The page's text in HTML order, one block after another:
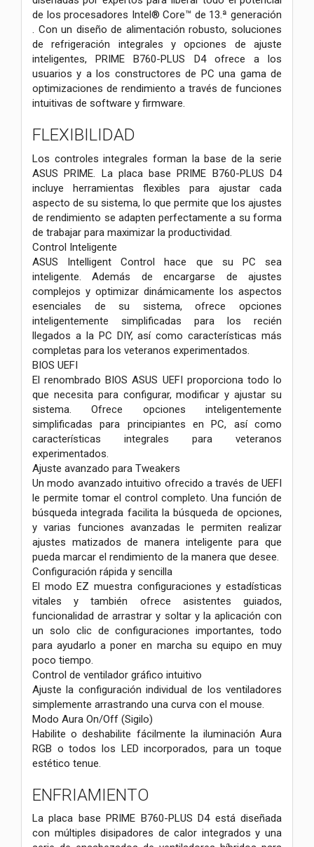
de los procesadores Intel® Core™ de 13.ª generación
. Con un diseño de alimentación robusto, soluciones
de refrigeración integrales y opciones de ajuste
inteligentes, PRIME B760-PLUS D4 ofrece a los
usuarios y a los constructores de PC una gama de
optimizaciones de rendimiento a través de funciones
intuitivas de software y firmware.
FLEXIBILIDAD
Los controles integrales forman la base de la serie
ASUS PRIME. La placa base PRIME B760-PLUS D4
incluye herramientas flexibles para ajustar cada
aspecto de su sistema, lo que permite que los ajustes
de rendimiento se adapten perfectamente a su forma
de trabajar para maximizar la productividad.
Control Inteligente
ASUS Intelligent Control hace que su PC sea
inteligente. Además de encargarse de ajustes
complejos y optimizar dinámicamente los aspectos
esenciales de su sistema, ofrece opciones
inteligentemente simplificadas para los recién
llegados a la PC DIY, así como características más
completas para los veteranos experimentados.
BIOS UEFI
El renombrado BIOS ASUS UEFI proporciona todo lo
que necesita para configurar, modificar y ajustar su
sistema. Ofrece opciones inteligentemente
simplificadas para principiantes en PC, así como
características integrales para veteranos
experimentados.
Ajuste avanzado para Tweakers
Un modo avanzado intuitivo ofrecido a través de UEFI
le permite tomar el control completo. Una función de
búsqueda integrada facilita la búsqueda de opciones,
y varias funciones avanzadas le permiten realizar
ajustes matizados de manera inteligente para que
pueda marcar el rendimiento de la manera que desee.
Configuración rápida y sencilla
El modo EZ muestra configuraciones y estadísticas
vitales y también ofrece asistentes guiados,
funcionalidad de arrastrar y soltar y la aplicación con
un solo clic de configuraciones importantes, todo
para ayudarlo a poner en marcha su equipo en muy
poco tiempo.
Control de ventilador gráfico intuitivo
Ajuste la configuración individual de los ventiladores
simplemente arrastrando una curva con el mouse.
Modo Aura On/Off (Sigilo)
Habilite o deshabilite fácilmente la iluminación Aura
RGB o todos los LED incorporados, para un toque
estético tenue.
ENFRIAMIENTO
La placa base PRIME B760-PLUS D4 está diseñada
con múltiples disipadores de calor integrados y una